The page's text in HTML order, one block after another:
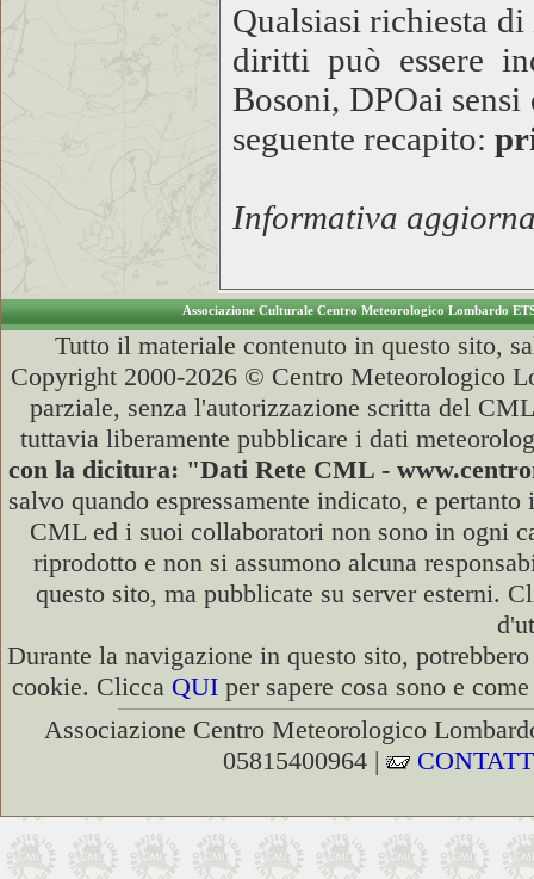
Qualsiasi richiesta
diritti può essere
Bosoni, DPOai
seguente recapito:
Informativa
Associazione Culturale Centro Meteorologico Lombardo
Tutto il materiale contenuto in questo sito,
Copyright 2000-2026 © Centro Meteorologico
parziale, senza l'autorizzazione scritta del
tuttavia liberamente pubblicare i dati
con la dicitura: "Dati Rete CML -
salvo quando espressamente indicato, e
CML ed i suoi collaboratori non sono in ogni
riprodotto e non si assumono alcuna
questo sito, ma pubblicate su server esterni.
Durante la navigazione in questo sito,
cookie. Clicca QUI per sapere cosa sono e
Associazione Centro Meteorologico
05815400964 |